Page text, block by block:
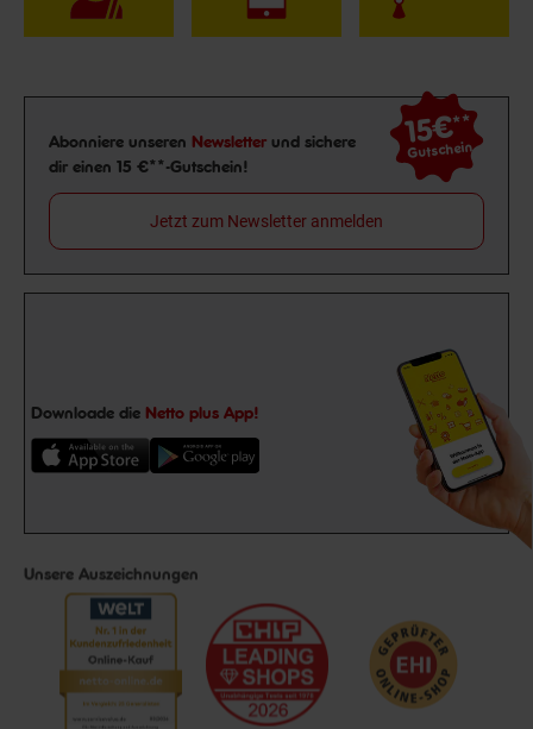
Newsletter Anmeldung
Abonniere unseren Newsletter und sichere
dir einen 15 €**-Gutschein!
15€**
Gutschein
Jetzt zum Newsletter anmelden
Downloade die Netto plus App!
Unsere Auszeichnungen